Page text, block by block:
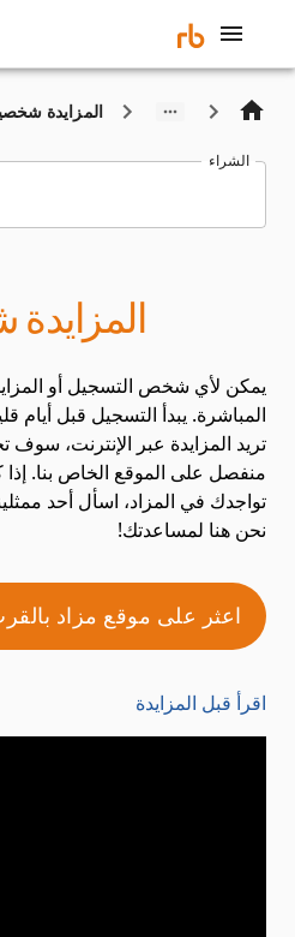
المزايدة
الشراء
يمكن لأي شخص التسجيل أو
المباشرة. يبدأ التسجيل قبل أيام
تريد المزايدة عبر الإنترنت،
منفصل على الموقع الخاص بنا. إذا
تواجدك في المزاد، اسأل أحد
نحن هنا لمساعدتك!
اعثر على موقع مزاد
اقرأ قبل المزايدة